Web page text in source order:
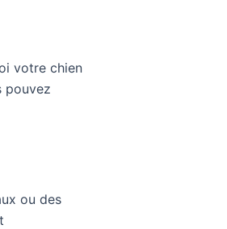
votre chien
pouvez
ou des